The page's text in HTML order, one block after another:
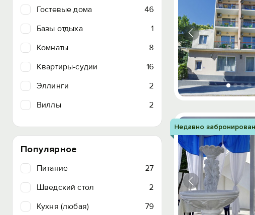
Гостевые дома
46
Базы отдыха
1
Комнаты
8
Квартиры-судии
16
Эллинги
2
Виллы
2
Популярное
Питание
27
Шведский стол
2
Кухня (любая)
79
Недавно